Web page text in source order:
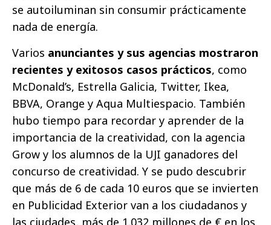
se autoiluminan sin consumir prácticamente
nada de energía.
Varios anunciantes y sus agencias mostraron
recientes y exitosos casos prácticos, como
McDonald’s, Estrella Galicia, Twitter, Ikea,
BBVA, Orange y Aqua Multiespacio. También
hubo tiempo para recordar y aprender de la
importancia de la creatividad, con la agencia
Grow y los alumnos de la UJI ganadores del
concurso de creatividad. Y se pudo descubrir
que más de 6 de cada 10 euros que se invierten
en Publicidad Exterior van a los ciudadanos y
las ciudades, más de 1.032 millones de € en los